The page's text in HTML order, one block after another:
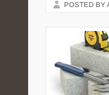
POSTED BY